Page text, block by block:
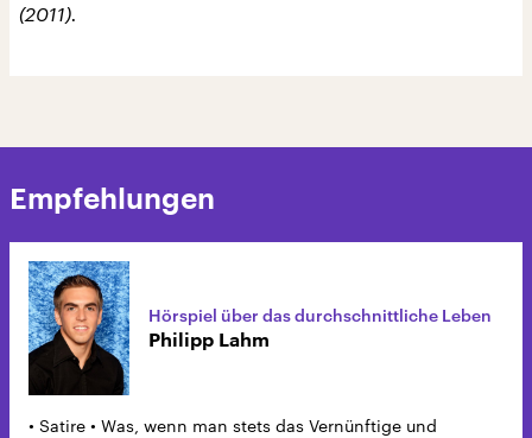
(2011).
Empfehlungen
Hörspiel über das durchschnittliche Leben
Philipp Lahm
• Satire • Was, wenn man stets das Vernünftige und